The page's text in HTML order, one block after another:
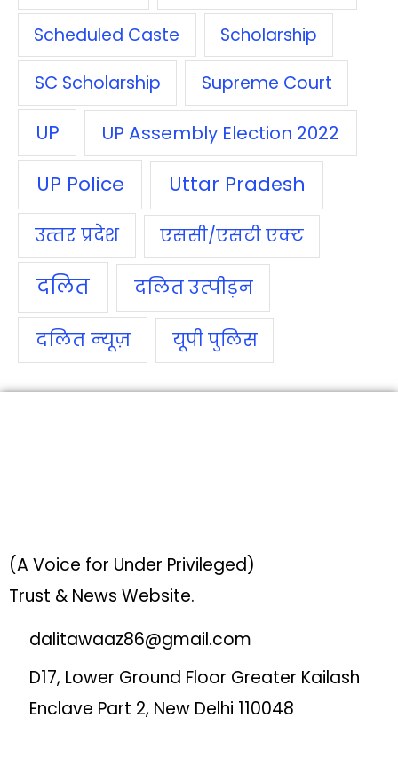
Scheduled Caste Scholarship
SC Scholarship Supreme Court
UP UP Assembly Election 2022
UP Police Uttar Pradesh
उत्‍तर प्रदेश एससी/एसटी एक्‍ट
दलित दलित उत्‍पीड़न
दलित न्‍यूज़ यूपी पुलिस
(A Voice for Under Privileged)
Trust & News Website.
dalitawaaz86@gmail.com
D17, Lower Ground Floor Greater Kailash
Enclave Part 2, New Delhi 110048